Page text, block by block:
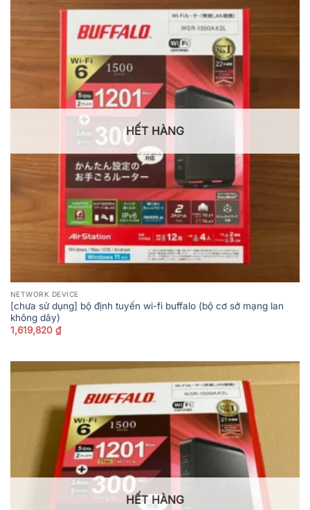
HẾT HÀNG
NETWORK DEVICE
[chưa sử dụng] bộ định tuyến wi-fi buffalo (bộ cơ sở mạng lan
không dây)
1,619,820 ₫
HẾT HÀNG